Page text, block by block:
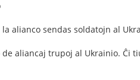
alianco sendas soldatojn al
aliancaj trupoj al Ukrainio. Ĉi